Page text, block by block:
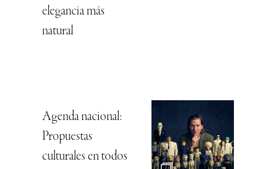
elegancia más
natural
Agenda nacional:
Propuestas
culturales en todos